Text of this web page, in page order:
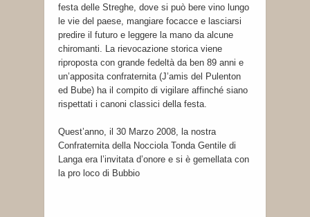
festa delle Streghe, dove si può bere vino lungo
le vie del paese, mangiare focacce e lasciarsi
predire il futuro e leggere la mano da alcune
chiromanti. La rievocazione storica viene
riproposta con grande fedeltà da ben 89 anni e
un’apposita confraternita (J’amis del Pulenton
ed Bube) ha il compito di vigilare affinché siano
rispettati i canoni classici della festa.
Quest’anno, il 30 Marzo 2008, la nostra
Confraternita della Nocciola Tonda Gentile di
Langa era l’invitata d’onore e si è gemellata con
la pro loco di Bubbio